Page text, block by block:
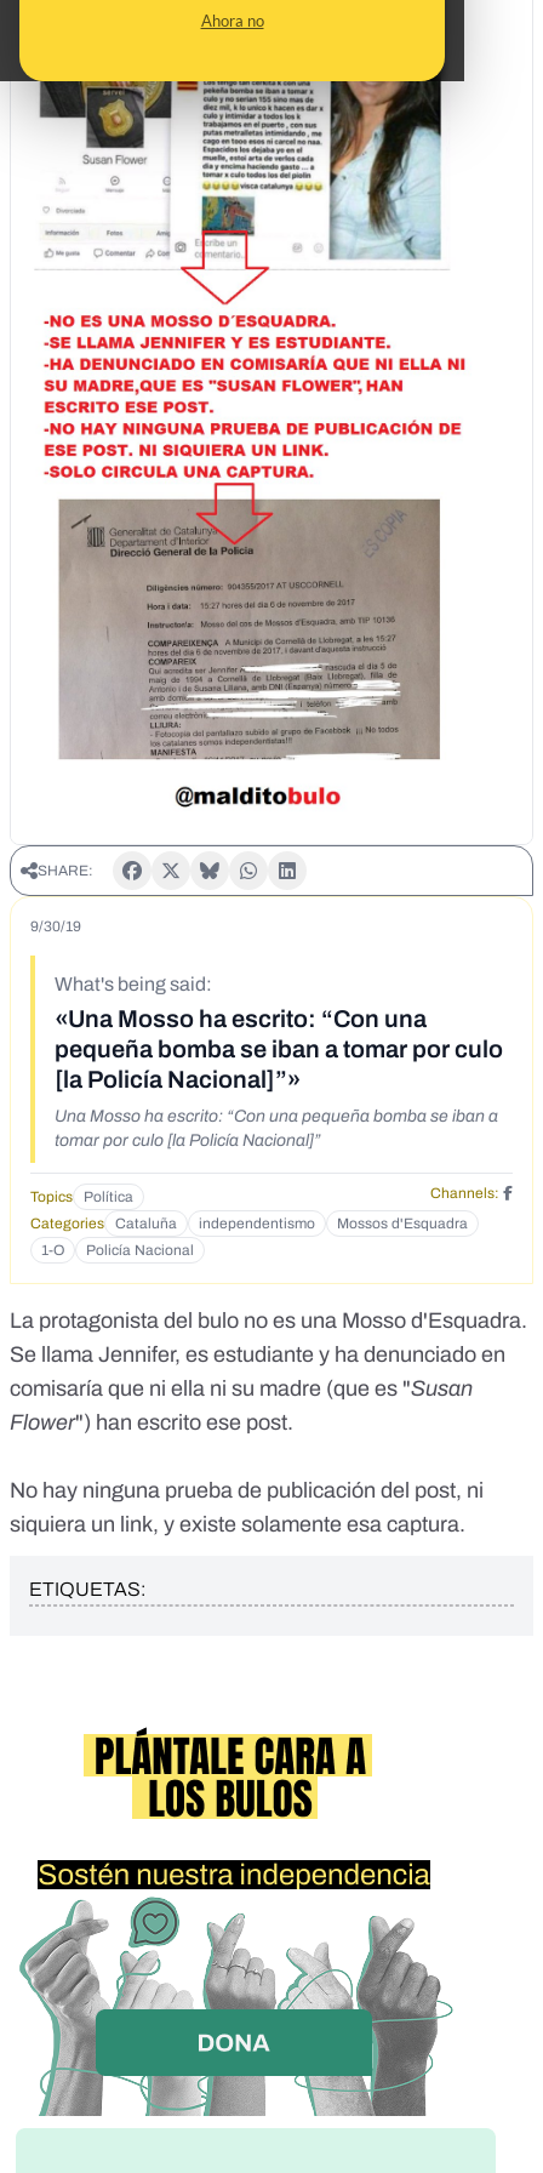
Ahora no
SHARE:
9/30/19
What's being said:
«Una Mosso ha escrito: “Con una
pequeña bomba se iban a tomar por culo
[la Policía Nacional]”»
Una Mosso ha escrito: “Con una pequeña bomba se iban a
tomar por culo [la Policía Nacional]”
Topics Política
Channels:
Categories
Cataluña independentismo
Mossos d'Esquadra
1-O
Policía Nacional
La protagonista del bulo no es una Mosso d'Esquadra.
Se llama Jennifer, es estudiante y ha denunciado en
comisaría que ni ella ni su madre (que es "Susan
Flower") han escrito ese post.
No hay ninguna prueba de publicación del post, ni
siquiera un link, y existe solamente esa captura.
ETIQUETAS: